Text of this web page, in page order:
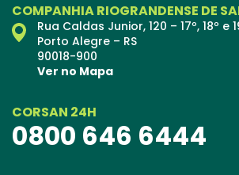
COMPANHIA RIOGRANDENSE DE
Rua Caldas Junior, 120 – 17º, 18º e
Porto Alegre – RS
90018-900
Ver no Mapa
CORSAN 24H
0800 646 6444